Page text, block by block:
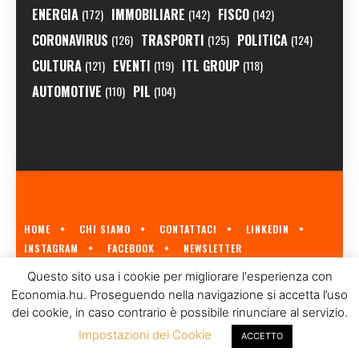
ENERGIA (172) IMMOBILIARE (142) FISCO (142)
CORONAVIRUS (126) TRASPORTI (125) POLITICA (124)
CULTURA (121) EVENTI (119) ITL GROUP (118)
AUTOMOTIVE (110) PIL (104)
HOME CHI SIAMO CONTATTACI
LINKEDIN
INSTAGRAM
FACEBOOK NEWSLETTER
ECONOMIA.HU È IL PRIMO GIORNALE ITALIANO SULL'ECONOMIA UNGHERESE
A CURA DIITL GROUP© 2023
Questo sito usa i cookie per migliorare l'esperienza con
Economia.hu. Proseguendo nella navigazione si accetta l’uso
dei cookie, in caso contrario è possibile rinunciare al servizio.
Impostazioni dei Cookie
ACCETTO